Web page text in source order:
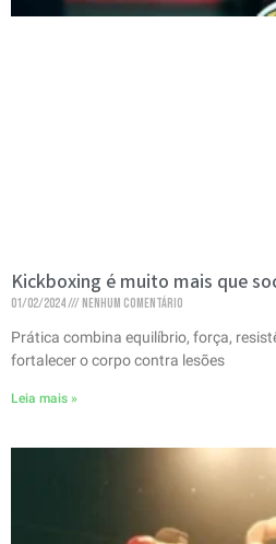
Kickboxing é muito mais que
01/02/2024 Nenhum comentário
Prática combina equilíbrio, força,
fortalecer o corpo contra lesões
Leia mais »